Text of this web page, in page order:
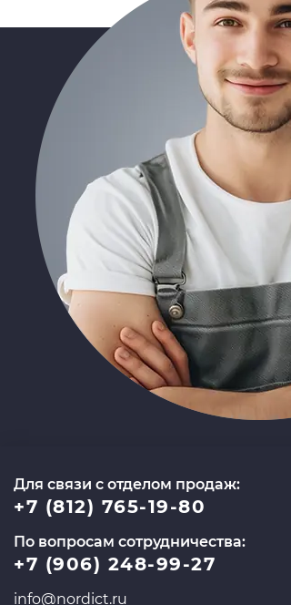
Для связи с отделом продаж:
+7 (812) 765-19-80
По вопросам сотрудничества:
+7 (906) 248-99-27
info@nordict.ru